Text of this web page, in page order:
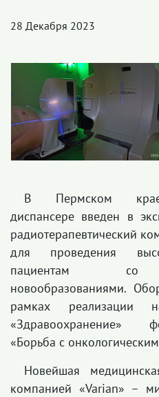
28 Декабря 2023
В Пермском
диспансере введен в
радиотерапевтический
для проведения
пациентам со
новообразованиями.
рамках реализации
«Здравоохранение»
«Борьба с
Новейшая
компанией «Varian» –